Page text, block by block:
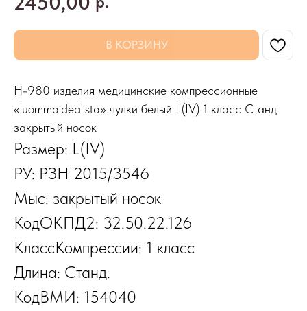
В КОРЗИНУ
H-980 изделия медицинские компрессионные
«luommaidealista» чулки белый L(IV) 1 класс Станд.
закрытый носок
Размер: L(IV)
РУ: РЗН 2015/3546
Мыс: закрытый носок
КодОКПД2: 32.50.22.126
КлассКомпрессии: 1 класс
Длина: Станд.
КодВМИ: 154040